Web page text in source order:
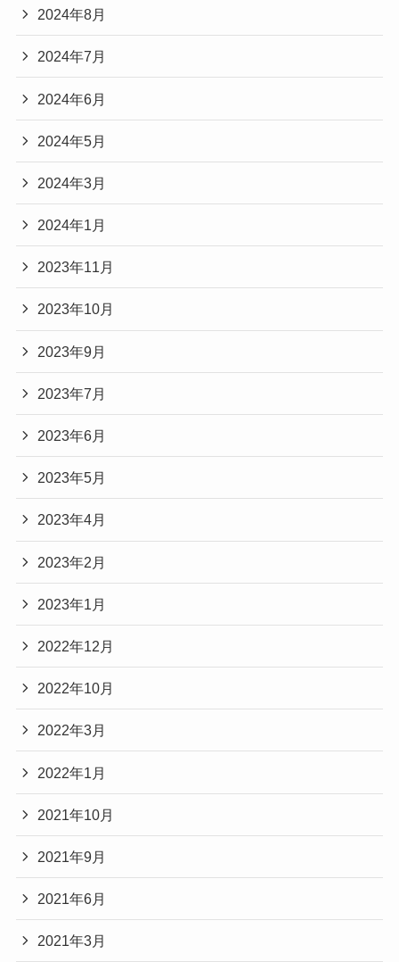
2024年8月
2024年7月
2024年6月
2024年5月
2024年3月
2024年1月
2023年11月
2023年10月
2023年9月
2023年7月
2023年6月
2023年5月
2023年4月
2023年2月
2023年1月
2022年12月
2022年10月
2022年3月
2022年1月
2021年10月
2021年9月
2021年6月
2021年3月